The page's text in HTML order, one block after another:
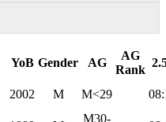
YoB Gender AG
AG
Rank
2002 M M<29
M30-